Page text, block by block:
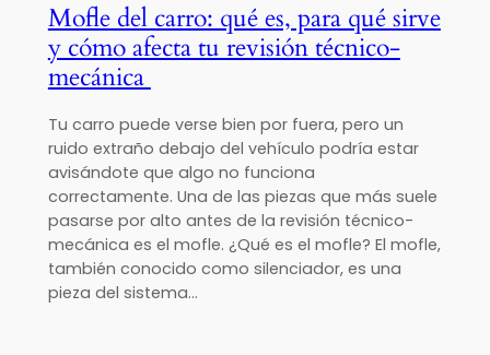
Mofle del carro: qué es, para qué sirve
y cómo afecta tu revisión técnico-
mecánica
Tu carro puede verse bien por fuera, pero un
ruido extraño debajo del vehículo podría estar
avisándote que algo no funciona
correctamente. Una de las piezas que más suele
pasarse por alto antes de la revisión técnico-
mecánica es el mofle. ¿Qué es el mofle? El mofle,
también conocido como silenciador, es una
pieza del sistema…